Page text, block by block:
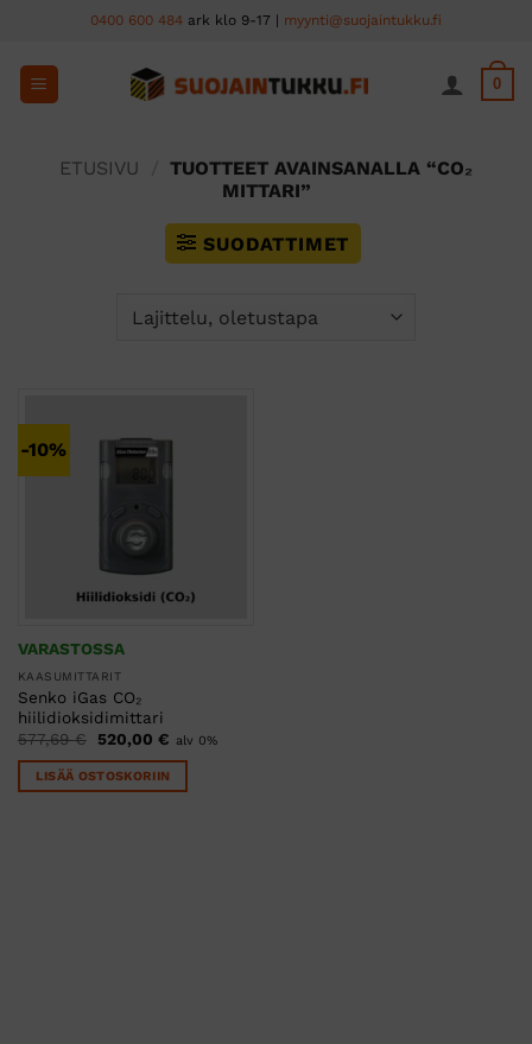
content
0400 600 484 ark klo 9-17 | myynti@suojaintukku.fi
0
ETUSIVU
TUOTTEET AVAINSANALLA “CO₂
MITTARI”
SUODATTIMET
-10%
VARASTOSSA
KAASUMITTARIT
Senko iGas CO₂
hiilidioksidimittari
577,69€
Alkuperäinen
hinta
oli:
577,69 €.
520,00 €Nykyinen
on:
520,00 €.
alv 0%
LISÄÄ OSTOSKORIIN